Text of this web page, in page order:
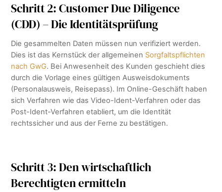
Schritt 2: Customer Due Diligence
(CDD) – Die Identitätsprüfung
Die gesammelten Daten müssen nun verifiziert werden.
Dies ist das Kernstück der allgemeinen Sorgfaltspflichten
nach GwG. Bei Anwesenheit des Kunden geschieht dies
durch die Vorlage eines gültigen Ausweisdokuments
(Personalausweis, Reisepass). Im Online-Geschäft haben
sich Verfahren wie das Video-Ident-Verfahren oder das
Post-Ident-Verfahren etabliert, um die Identität
rechtssicher und aus der Ferne zu bestätigen.
Schritt 3: Den wirtschaftlich
Berechtigten ermitteln